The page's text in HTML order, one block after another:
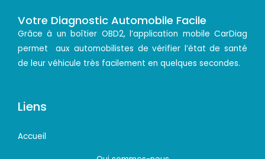
Votre Diagnostic Automobile Facile
Grâce à un boîtier OBD2, l’application mobile CarDiag
permet aux automobilistes de vérifier l’état de santé
de leur véhicule très facilement en quelques secondes.
Liens
Accueil